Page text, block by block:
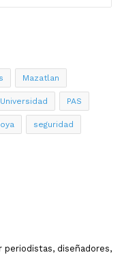
Mazatlan
PAS
seguridad
diseñadores,